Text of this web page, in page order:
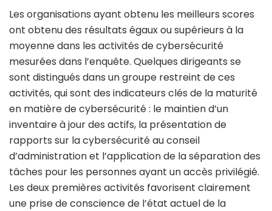
Les organisations ayant obtenu les meilleurs scores
ont obtenu des résultats égaux ou supérieurs à la
moyenne dans les activités de cybersécurité
mesurées dans l’enquête. Quelques dirigeants se
sont distingués dans un groupe restreint de ces
activités, qui sont des indicateurs clés de la maturité
en matière de cybersécurité : le maintien d’un
inventaire à jour des actifs, la présentation de
rapports sur la cybersécurité au conseil
d’administration et l’application de la séparation des
tâches pour les personnes ayant un accès privilégié.
Les deux premières activités favorisent clairement
une prise de conscience de l’état actuel de la